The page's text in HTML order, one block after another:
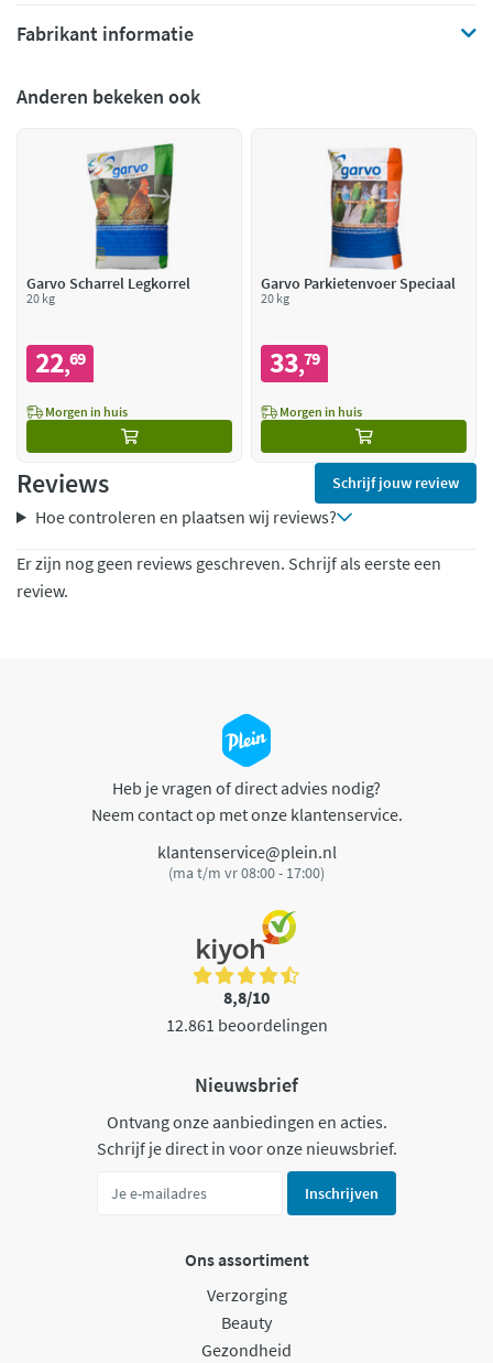
Fabrikant informatie
Anderen bekeken ook
Garvo Scharrel Legkorrel
20 kg
22,69
Morgen in huis
Garvo Parkietenvoer Speciaal
20 kg
33,79
Morgen in huis
Reviews Schrijf jouw review
Hoe controleren en plaatsen wij reviews?
Er zijn nog geen reviews geschreven. Schrijf als eerste een
review.
Heb je vragen of direct advies nodig?
Neem contact op met onze klantenservice.
klantenservice@plein.nl
(ma t/m vr 08:00 - 17:00)
8,8/10
12.861 beoordelingen
Nieuwsbrief
Ontvang onze aanbiedingen en acties.
Schrijf je direct in voor onze nieuwsbrief.
Inschrijven
Ons assortiment
Verzorging
Beauty
Gezondheid